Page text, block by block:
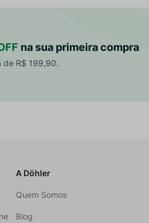
na sua primeira compra
de R$ 199,90.
A Döhler
Quem Somos
Blog